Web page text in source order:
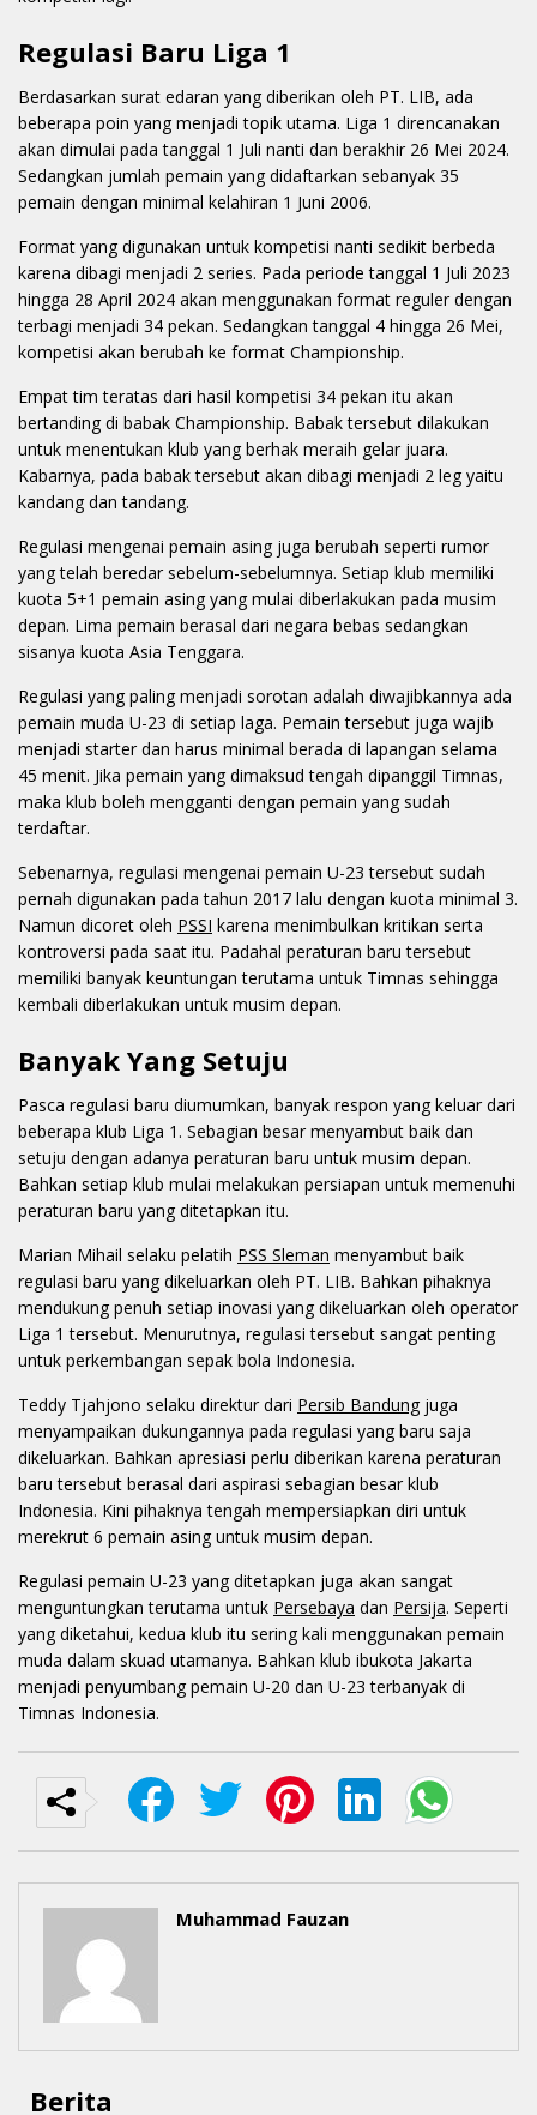
Regulasi Baru Liga 1
Berdasarkan surat edaran yang diberikan oleh PT. LIB, ada
beberapa poin yang menjadi topik utama. Liga 1 direncanakan
akan dimulai pada tanggal 1 Juli nanti dan berakhir 26 Mei 2024.
Sedangkan jumlah pemain yang didaftarkan sebanyak 35
pemain dengan minimal kelahiran 1 Juni 2006.
Format yang digunakan untuk kompetisi nanti sedikit berbeda
karena dibagi menjadi 2 series. Pada periode tanggal 1 Juli 2023
hingga 28 April 2024 akan menggunakan format reguler dengan
terbagi menjadi 34 pekan. Sedangkan tanggal 4 hingga 26 Mei,
kompetisi akan berubah ke format Championship.
Empat tim teratas dari hasil kompetisi 34 pekan itu akan
bertanding di babak Championship. Babak tersebut dilakukan
untuk menentukan klub yang berhak meraih gelar juara.
Kabarnya, pada babak tersebut akan dibagi menjadi 2 leg yaitu
kandang dan tandang.
Regulasi mengenai pemain asing juga berubah seperti rumor
yang telah beredar sebelum-sebelumnya. Setiap klub memiliki
kuota 5+1 pemain asing yang mulai diberlakukan pada musim
depan. Lima pemain berasal dari negara bebas sedangkan
sisanya kuota Asia Tenggara.
Regulasi yang paling menjadi sorotan adalah diwajibkannya ada
pemain muda U-23 di setiap laga. Pemain tersebut juga wajib
menjadi starter dan harus minimal berada di lapangan selama
45 menit. Jika pemain yang dimaksud tengah dipanggil Timnas,
maka klub boleh mengganti dengan pemain yang sudah
terdaftar.
Sebenarnya, regulasi mengenai pemain U-23 tersebut sudah
pernah digunakan pada tahun 2017 lalu dengan kuota minimal 3.
Namun dicoret oleh PSSI karena menimbulkan kritikan serta
kontroversi pada saat itu. Padahal peraturan baru tersebut
memiliki banyak keuntungan terutama untuk Timnas sehingga
kembali diberlakukan untuk musim depan.
Banyak Yang Setuju
Pasca regulasi baru diumumkan, banyak respon yang keluar dari
beberapa klub Liga 1. Sebagian besar menyambut baik dan
setuju dengan adanya peraturan baru untuk musim depan.
Bahkan setiap klub mulai melakukan persiapan untuk memenuhi
peraturan baru yang ditetapkan itu.
Marian Mihail selaku pelatih PSS Sleman menyambut baik
regulasi baru yang dikeluarkan oleh PT. LIB. Bahkan pihaknya
mendukung penuh setiap inovasi yang dikeluarkan oleh operator
Liga 1 tersebut. Menurutnya, regulasi tersebut sangat penting
untuk perkembangan sepak bola Indonesia.
Teddy Tjahjono selaku direktur dari Persib Bandung juga
menyampaikan dukungannya pada regulasi yang baru saja
dikeluarkan. Bahkan apresiasi perlu diberikan karena peraturan
baru tersebut berasal dari aspirasi sebagian besar klub
Indonesia. Kini pihaknya tengah mempersiapkan diri untuk
merekrut 6 pemain asing untuk musim depan.
Regulasi pemain U-23 yang ditetapkan juga akan sangat
menguntungkan terutama untuk Persebaya dan Persija. Seperti
yang diketahui, kedua klub itu sering kali menggunakan pemain
muda dalam skuad utamanya. Bahkan klub ibukota Jakarta
menjadi penyumbang pemain U-20 dan U-23 terbanyak di
Timnas Indonesia.
Muhammad Fauzan
Berita